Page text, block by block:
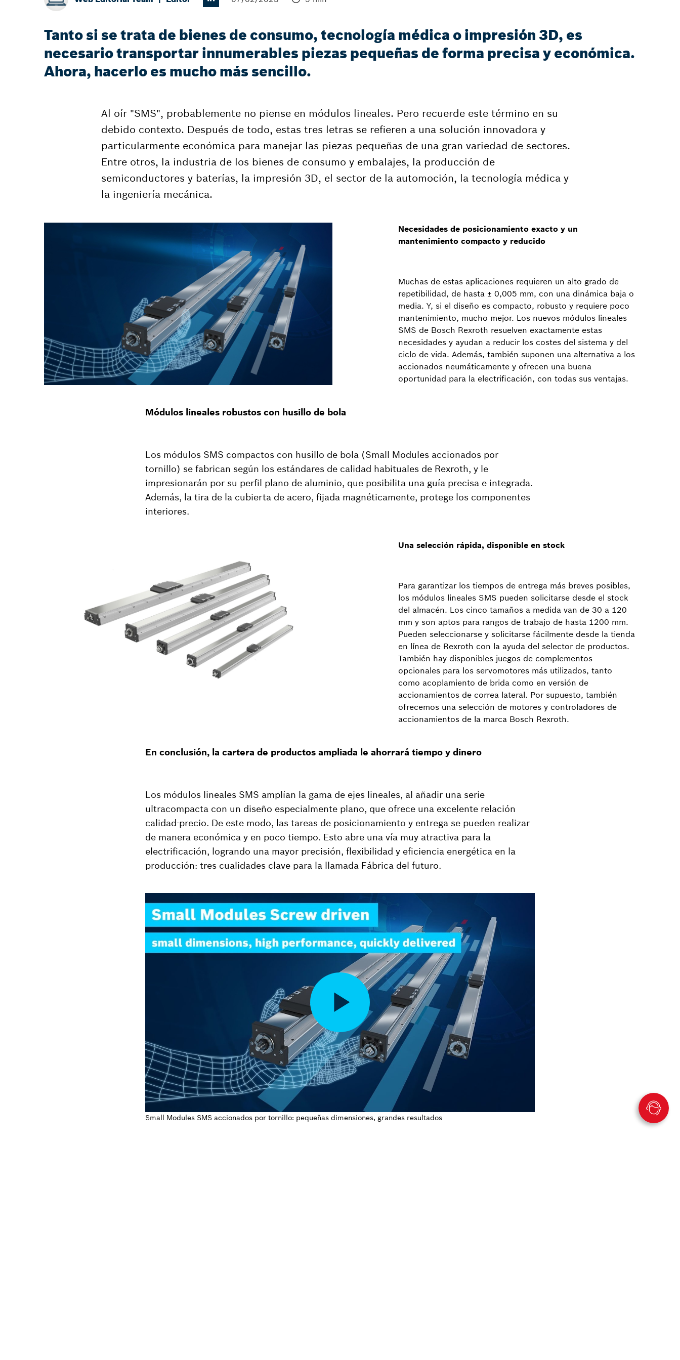
Tanto si se trata de bienes de consumo, tecnología médica o impresión 3D, es
necesario transportar innumerables piezas pequeñas de forma precisa y económica.
Ahora, hacerlo es mucho más sencillo.
Al oír "SMS", probablemente no piense en módulos lineales. Pero recuerde este término en su
debido contexto. Después de todo, estas tres letras se refieren a una solución innovadora y
particularmente económica para manejar las piezas pequeñas de una gran variedad de sectores.
Entre otros, la industria de los bienes de consumo y embalajes, la producción de
semiconductores y baterías, la impresión 3D, el sector de la automoción, la tecnología médica y
la ingeniería mecánica.
Necesidades de posicionamiento exacto y un
mantenimiento compacto y reducido
Muchas de estas aplicaciones requieren un alto grado de
repetibilidad, de hasta ± 0,005 mm, con una dinámica baja o
media. Y, si el diseño es compacto, robusto y requiere poco
mantenimiento, mucho mejor. Los nuevos módulos lineales
SMS de Bosch Rexroth resuelven exactamente estas
necesidades y ayudan a reducir los costes del sistema y del
ciclo de vida. Además, también suponen una alternativa a los
accionados neumáticamente y ofrecen una buena
oportunidad para la electrificación, con todas sus ventajas.
Módulos lineales robustos con husillo de bola
Los módulos SMS compactos con husillo de bola (Small Modules accionados por
tornillo) se fabrican según los estándares de calidad habituales de Rexroth, y le
impresionarán por su perfil plano de aluminio, que posibilita una guía precisa e integrada.
Además, la tira de la cubierta de acero, fijada magnéticamente, protege los componentes
interiores.
Una selección rápida, disponible en stock
Para garantizar los tiempos de entrega más breves posibles,
los módulos lineales SMS pueden solicitarse desde el stock
del almacén. Los cinco tamaños a medida van de 30 a 120
mm y son aptos para rangos de trabajo de hasta 1200 mm.
Pueden seleccionarse y solicitarse fácilmente desde la tienda
en línea de Rexroth con la ayuda del selector de productos.
También hay disponibles juegos de complementos
opcionales para los servomotores más utilizados, tanto
como acoplamiento de brida como en versión de
accionamientos de correa lateral. Por supuesto, también
ofrecemos una selección de motores y controladores de
accionamientos de la marca Bosch Rexroth.
En conclusión, la cartera de productos ampliada le ahorrará tiempo y dinero
Los módulos lineales SMS amplían la gama de ejes lineales, al añadir una serie
ultracompacta con un diseño especialmente plano, que ofrece una excelente relación
calidad-precio. De este modo, las tareas de posicionamiento y entrega se pueden realizar
de manera económica y en poco tiempo. Esto abre una vía muy atractiva para la
electrificación, logrando una mayor precisión, flexibilidad y eficiencia energética en la
producción: tres cualidades clave para la llamada Fábrica del futuro.
Small Modules SMS accionados por tornillo: pequeñas dimensiones, grandes resultados